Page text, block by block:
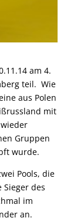
am 4.
teil. Wie
aus Polen
mit
Gruppen
wurde.
Pools, die
des
im
an.